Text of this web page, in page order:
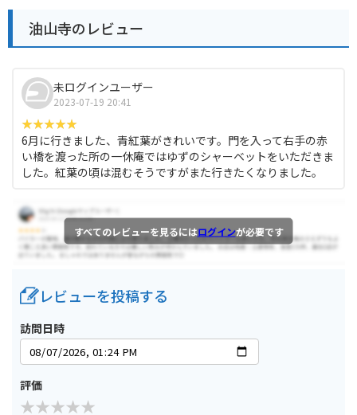
油山寺のレビュー
未ログインユーザー
2023-07-19 20:41
6月に行きました、青紅葉がきれいです。門を入って右手の赤
い橋を渡った所の一休庵ではゆずのシャーベットをいただきま
した。紅葉の頃は混むそうですがまた行きたくなりました。
すべてのレビューを見るにはログインが必要です
レビューを投稿する
訪問日時
評価